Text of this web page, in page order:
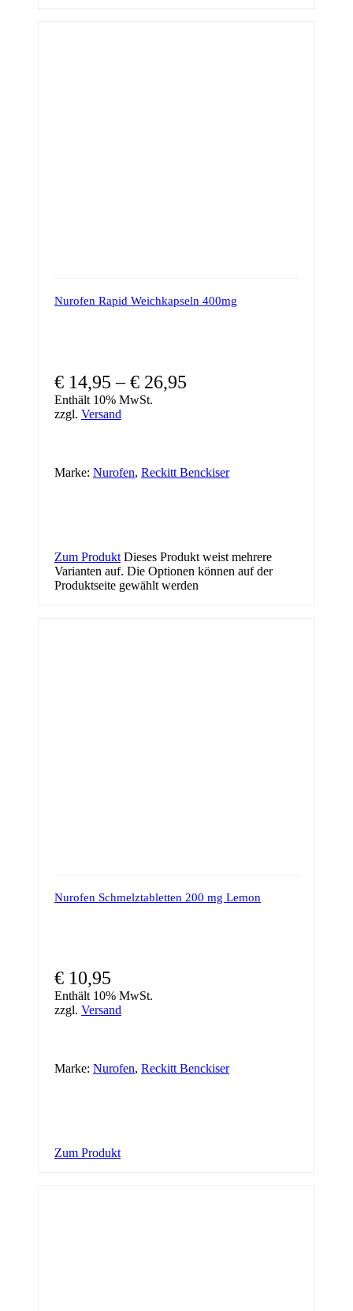
Nurofen Rapid Weichkapseln 400mg
€ 14,95 –€ 26,95
Enthält 10% MwSt.
zzgl. Versand
Marke: Nurofen, Reckitt Benckiser
Zum Produkt Dieses Produkt weist mehrere
Varianten auf. Die Optionen können auf der
Produktseite gewählt werden
Nurofen Schmelztabletten 200 mg Lemon
€ 10,95
Enthält 10% MwSt.
zzgl. Versand
Marke: Nurofen, Reckitt Benckiser
Zum Produkt